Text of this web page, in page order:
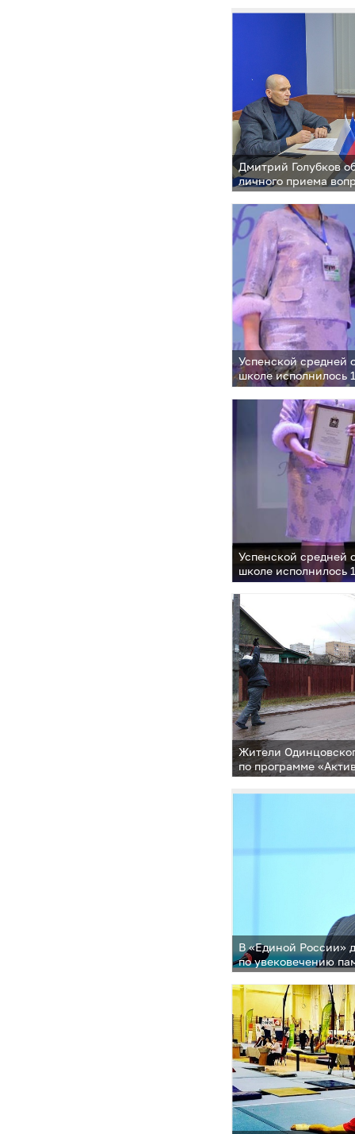
Дмитрий Голубков
личного приема
Успенской средней
школе исполнилось
Успенской средней
школе исполнилось
Жители
по программе
выставку Шагала
В «Единой России»
по увековечению